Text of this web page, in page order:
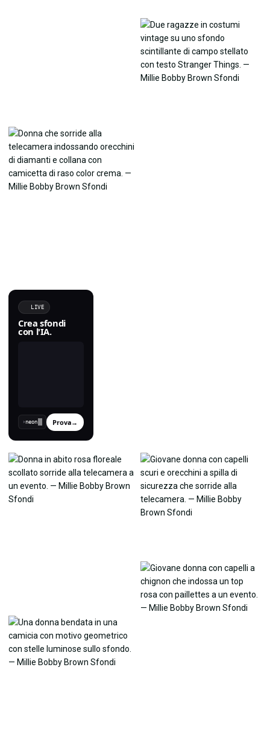
LIVE
Crea sfondi
con l'IA.
› Prova